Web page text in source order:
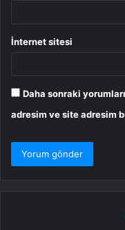
İnternet sitesi
Daha sonraki
adresim ve site adresim